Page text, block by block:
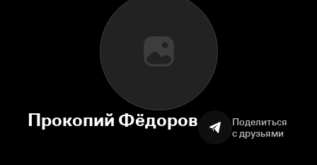
Прокопий Фёдоров
Поделиться
с друзьями